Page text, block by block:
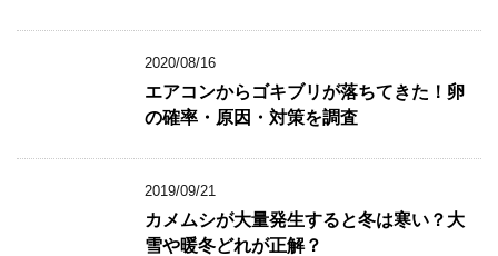
2020/08/16
エアコンからゴキブリが落ちてきた！卵
の確率・原因・対策を調査
2019/09/21
カメムシが大量発生すると冬は寒い？大
雪や暖冬どれが正解？